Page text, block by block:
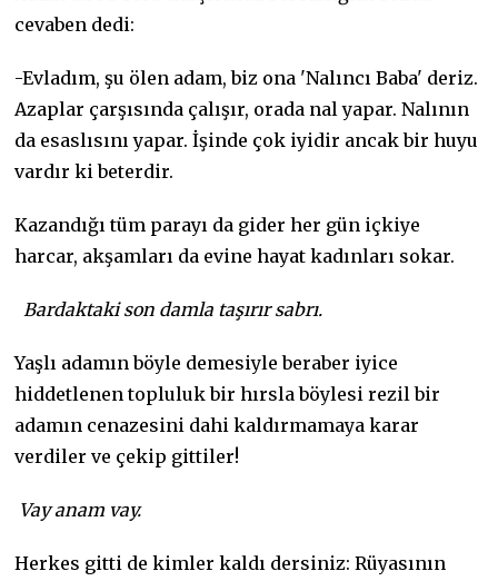
cevaben dedi:
-Evladım, şu ölen adam, biz ona 'Nalıncı Baba' deriz.
Azaplar çarşısında çalışır, orada nal yapar. Nalının
da esaslısını yapar. İşinde çok iyidir ancak bir huyu
vardır ki beterdir.
Kazandığı tüm parayı da gider her gün içkiye
harcar, akşamları da evine hayat kadınları sokar.
Bardaktaki son damla taşırır sabrı.
Yaşlı adamın böyle demesiyle beraber iyice
hiddetlenen topluluk bir hırsla böylesi rezil bir
adamın cenazesini dahi kaldırmamaya karar
verdiler ve çekip gittiler!
Vay anam vay.
Herkes gitti de kimler kaldı dersiniz: Rüyasının